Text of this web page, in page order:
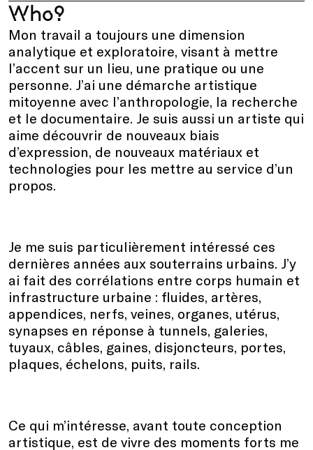
Who?
Mon travail a toujours une dimension
analytique et exploratoire, visant à mettre
l’accent sur un lieu, une pratique ou une
personne. J’ai une démarche artistique
mitoyenne avec l’anthropologie, la recherche
et le documentaire. Je suis aussi un artiste qui
aime découvrir de nouveaux biais
d’expression, de nouveaux matériaux et
technologies pour les mettre au service d’un
propos.
Je me suis particulièrement intéressé ces
dernières années aux souterrains urbains. J’y
ai fait des corrélations entre corps humain et
infrastructure urbaine : fluides, artères,
appendices, nerfs, veines, organes, utérus,
synapses en réponse à tunnels, galeries,
tuyaux, câbles, gaines, disjoncteurs, portes,
plaques, échelons, puits, rails.
Ce qui m’intéresse, avant toute conception
artistique, est de vivre des moments forts me